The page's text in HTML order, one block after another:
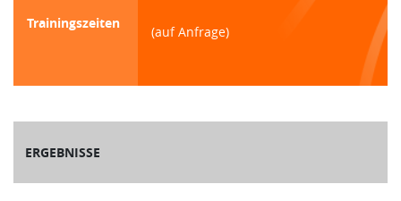
Trainingszeiten
(auf Anfrage)
ERGEBNISSE